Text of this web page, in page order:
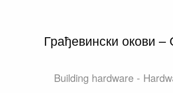
Грађевински окови
Building hardware -